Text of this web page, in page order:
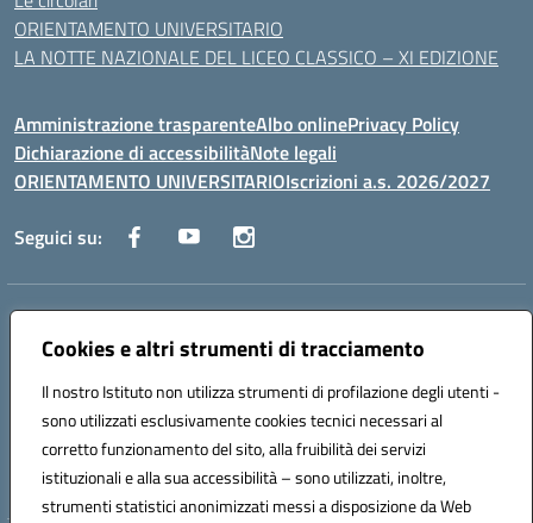
Cookies e altri strumenti di tracciamento
Il nostro Istituto non utilizza strumenti di profilazione degli utenti -
sono utilizzati esclusivamente cookies tecnici necessari al
corretto funzionamento del sito, alla fruibilità dei servizi
istituzionali e alla sua accessibilità – sono utilizzati, inoltre,
strumenti statistici anonimizzati messi a disposizione da Web
ORIENTAMENTO UNIVERSITARIO
LA NOTTE NAZIONALE DEL LICEO CLASSICO – XI EDIZIONE
Amministrazione trasparenteAlbo onlinePrivacy Policy
Dichiarazione di accessibilitàNote legali
ORIENTAMENTO UNIVERSITARIOIscrizioni a.s. 2026/2027
Seguici su:
Indirizzo:
Centralino:0882 331218 Email:fgps210002@istruzione.it
Codice fiscale: 93071630714
Codice meccanografico:
FGPS210002
Codice unico di fatturazione (CUF): UF7W9K